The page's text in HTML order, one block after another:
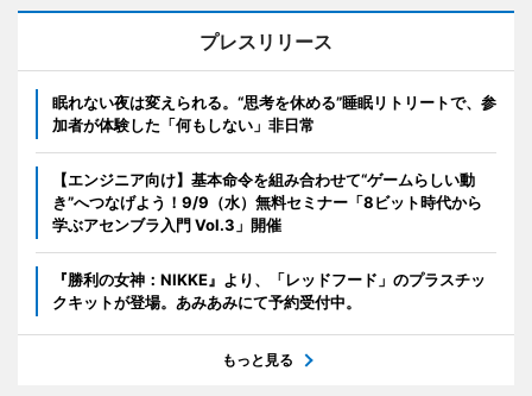
プレスリリース
眠れない夜は変えられる。“思考を休める”睡眠リトリートで、参
加者が体験した「何もしない」非日常
【エンジニア向け】基本命令を組み合わせて“ゲームらしい動
き”へつなげよう！9/9（水）無料セミナー「8ビット時代から
学ぶアセンブラ入門 Vol.3」開催
『勝利の女神：NIKKE』より、「レッドフード」のプラスチッ
クキットが登場。あみあみにて予約受付中。
もっと見る